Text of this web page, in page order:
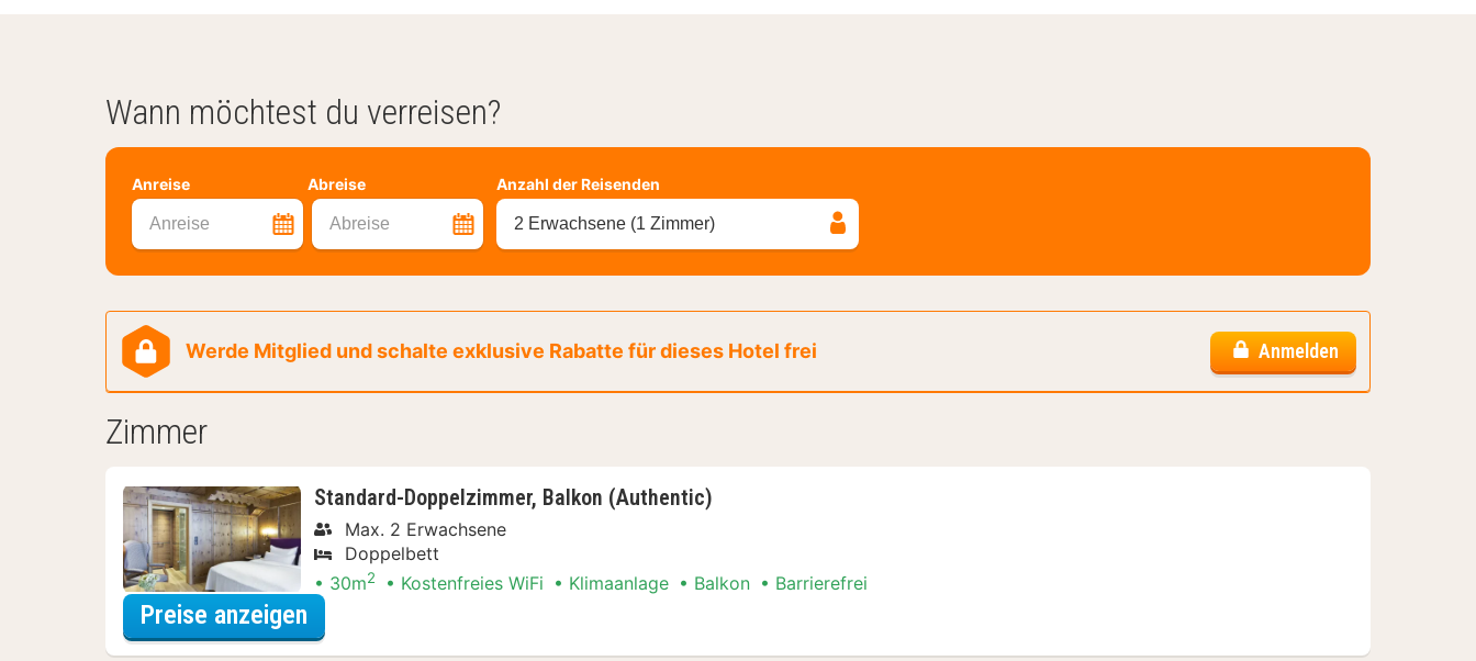
Wann möchtest du verreisen?
Anreise Abreise
Anreise Abreise
Anzahl der Reisenden
2 Erwachsene (1 Zimmer)
Werde Mitglied und schalte exklusive Rabatte für dieses Hotel frei Anmelden
Zimmer
Standard-Doppelzimmer, Balkon (Authentic)
Max. 2 Erwachsene
Doppelbett
30m2 Kostenfreies WiFi Klimaanlage Balkon Barrierefrei
Preise anzeigen